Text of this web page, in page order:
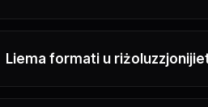
Liema formati u